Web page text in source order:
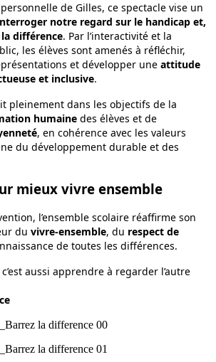
de Gilles, ce spectacle vise un
notre regard sur le handicap et,
différence. Par l’interactivité et la
les élèves sont amenés à réfléchir,
et développer une attitude
et inclusive.
pleinement dans les objectifs de la
humaine des élèves et de
, en cohérence avec les valeurs
du développement durable et des
mieux vivre ensemble
l’ensemble scolaire réaffirme son
du vivre‑ensemble, du respect de
de toutes les différences.
aussi apprendre à regarder l’autre